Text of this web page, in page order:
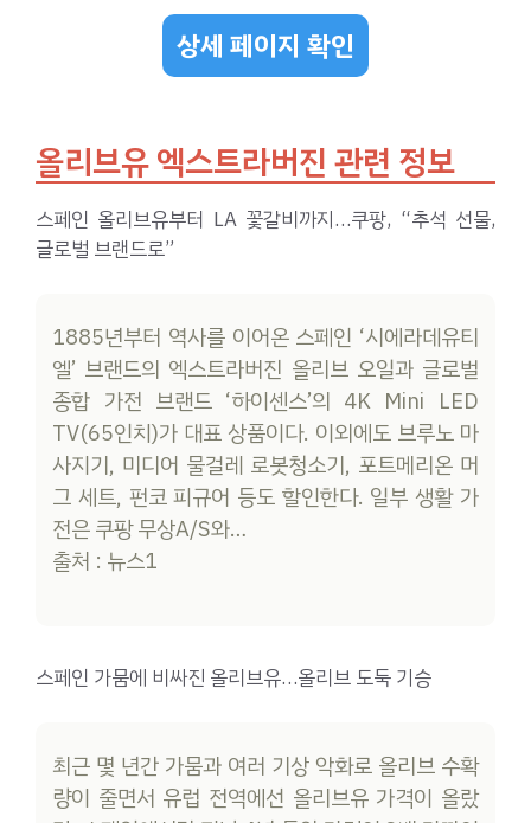
상세 페이지 확인
올리브유 엑스트라버진 관련 정보
스페인 올리브유부터 LA 꽃갈비까지…쿠팡, “추석 선물,
글로벌 브랜드로”
1885년부터 역사를 이어온 스페인 ‘시에라데유티
엘’ 브랜드의 엑스트라버진 올리브 오일과 글로벌
종합 가전 브랜드 ‘하이센스’의 4K Mini LED
TV(65인치)가 대표 상품이다. 이외에도 브루노 마
사지기, 미디어 물걸레 로봇청소기, 포트메리온 머
그 세트, 펀코 피규어 등도 할인한다. 일부 생활 가
전은 쿠팡 무상A/S와…
출처 : 뉴스1
스페인 가뭄에 비싸진 올리브유…올리브 도둑 기승
최근 몇 년간 가뭄과 여러 기상 악화로 올리브 수확
량이 줄면서 유럽 전역에선 올리브유 가격이 올랐